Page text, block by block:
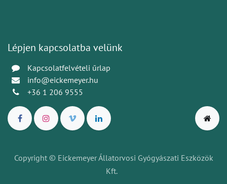
Lépjen kapcsolatba velünk
Kapcsolatfelvételi űrlap
info@eickemeyer.hu
+36 1 206 9555
Copyright © Eickemeyer Állatorvosi Gyógyászati Eszközök
Kft.